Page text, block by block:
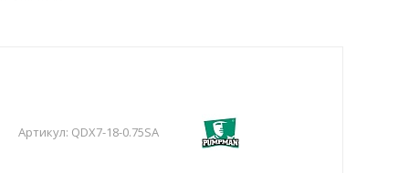
Артикул: QDX7-18-0.75SA